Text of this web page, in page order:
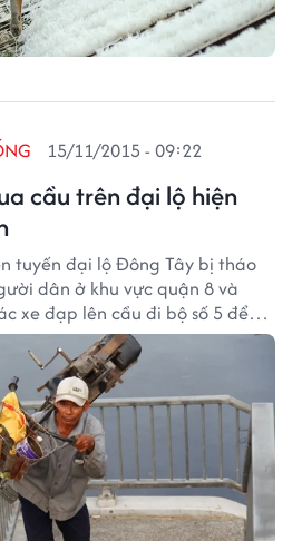
cầu trên đại lộ hiện
15/11/2015 - 09:22
tuyến đại lộ Đông Tây bị tháo
dân ở khu vực quận 8 và
xe đạp lên cầu đi bộ số 5 để